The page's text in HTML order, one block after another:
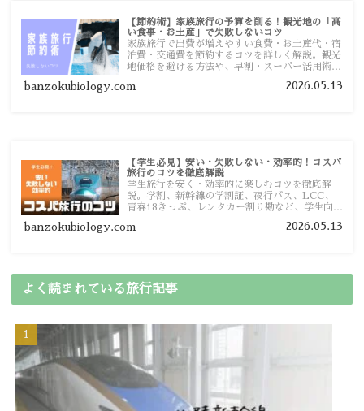
【節約術】家族旅行の予算を削る！観光地の「高
い食事・お土産」で失敗しないコツ
家族旅行で出費が増えやすい食費・お土産代・宿
泊費・交通費を節約するコツを詳しく解説。観光
地価格を避ける方法や、早割・スーパー活用術、
banzokubiology.com 2026.05.13
【学生必見】安い・失敗しない・効率的！コスパ
旅行のコツを徹底解説
学生旅行を安く・効率的に楽しむコツを徹底解
説。学割、新幹線の学割証、夜行バス、LCC、
青春18きっぷ、レンタカー割り勘など、学生向け
banzokubiology.com 2026.05.13
よく読まれている旅行記事